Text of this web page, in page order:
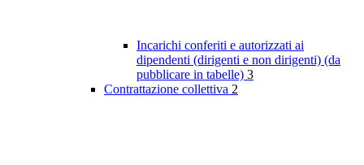
Incarichi conferiti e autorizzati ai
dipendenti (dirigenti e non dirigenti) (da
pubblicare in tabelle) 3
Contrattazione collettiva 2